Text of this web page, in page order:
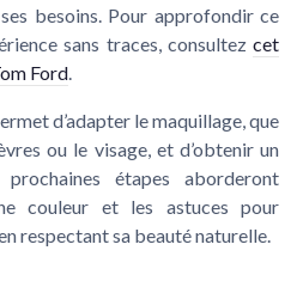
besoins. Pour approfondir ce
sans traces, consultez cet
Ford.
d’adapter le maquillage, que
ou le visage, et d’obtenir un
étapes aborderont
couleur et les astuces pour
respectant sa beauté naturelle.